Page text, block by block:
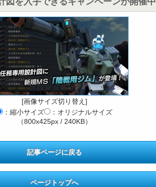
[画像サイズ切り替え]
：縮小サイズ
：オリジナルサイズ
（800x425px / 240KB）
記事ページに戻る
ページトップへ